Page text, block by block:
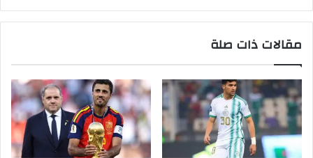
مقالات ذات صلة